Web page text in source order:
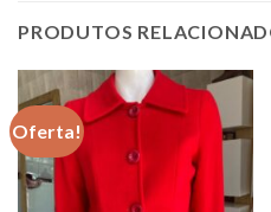
PRODUTOS
Oferta!